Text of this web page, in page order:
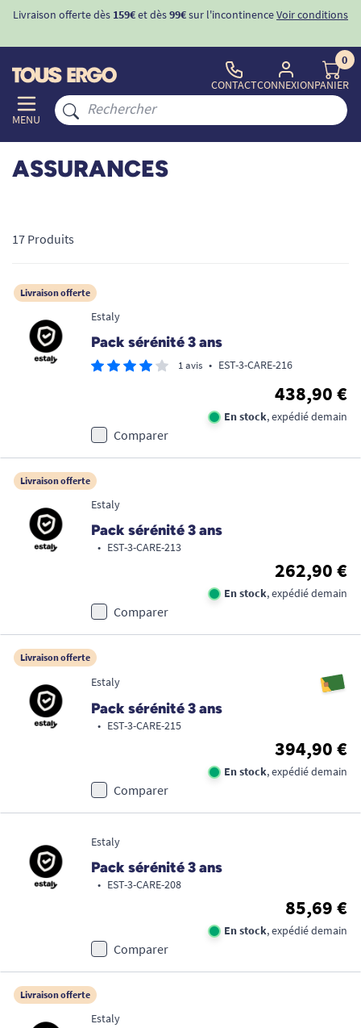
Livraison offerte dès 159€et dès99€sur l'incontinenceVoir conditions
MENU
CONTACTCONNEXION
0
PANIER
ASSURANCES
17 Produits
Livraison offerte
Estaly
Pack sérénité 3 ans
1 avis • EST-3-CARE-216
438,90 €
En stock, expédié demain
Comparer
Livraison offerte
Estaly
Pack sérénité 3 ans
• EST-3-CARE-213
262,90 €
En stock, expédié demain
Comparer
Livraison offerte
Estaly
Pack sérénité 3 ans
• EST-3-CARE-215
394,90 €
En stock, expédié demain
Comparer
Estaly
Pack sérénité 3 ans
• EST-3-CARE-208
85,69 €
En stock, expédié demain
Comparer
Livraison offerte
Estaly